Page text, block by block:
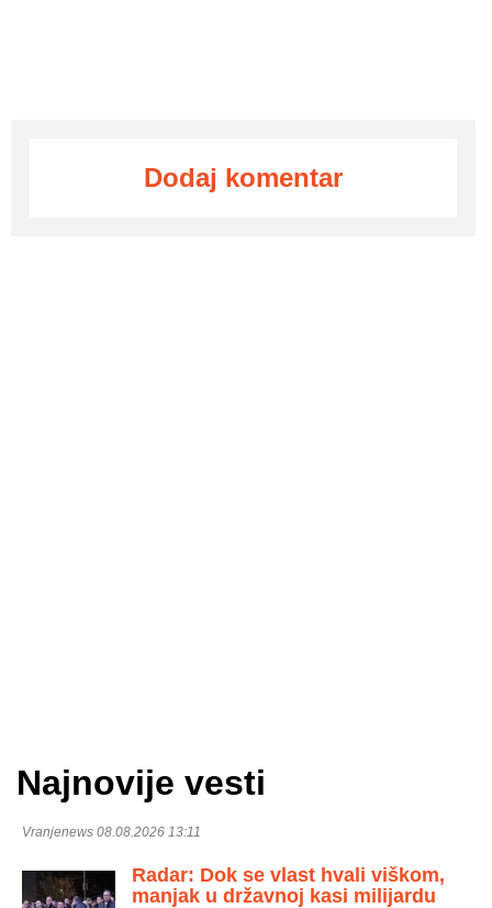
Dodaj komentar
Najnovije vesti
Vranjenews 08.08.2026 13:11
Radar: Dok se vlast hvali viškom,
manjak u državnoj kasi milijardu